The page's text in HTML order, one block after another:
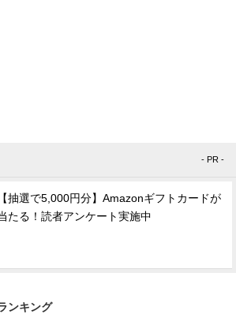
- PR -
【抽選で5,000円分】Amazonギフトカードが
たる！読者アンケート実施中
ンキング